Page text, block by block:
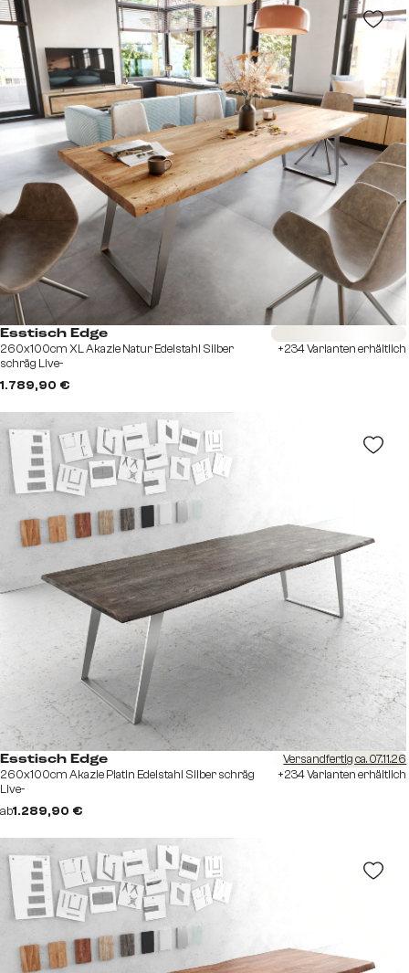
Esstisch Edge
260x100cm XL Akazie Natur Edelstahl Silber
schräg Live-
1.789,90 €
+234 Varianten erhältlich
Esstisch Edge
260x100cm Akazie Platin Edelstahl Silber schräg
Live-
ab1.289,90 €
Versandfertig ca. 07.11.26
+234 Varianten erhältlich